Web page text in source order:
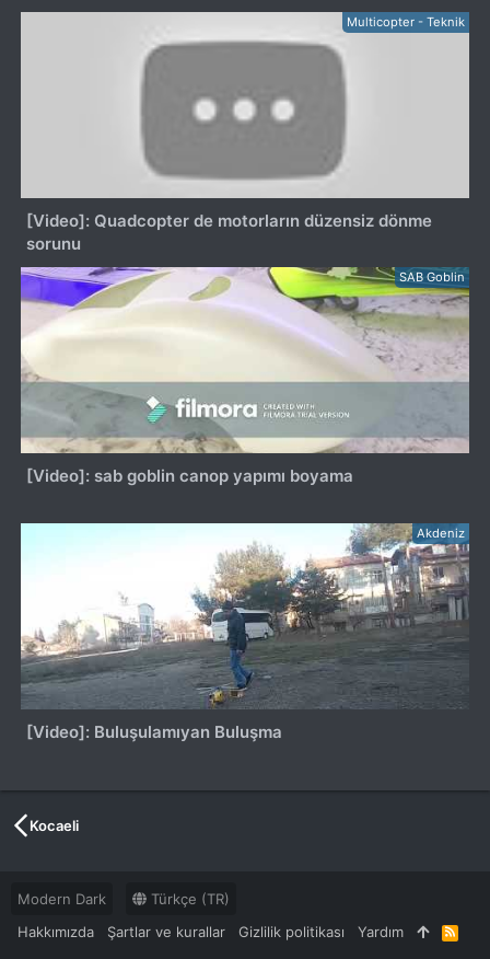
Multicopter - Teknik
[Video]: Quadcopter de motorların düzensiz dönme
sorunu
SAB Goblin
[Video]: sab goblin canop yapımı boyama
Akdeniz
[Video]: Buluşulamıyan Buluşma
Kocaeli
Modern Dark
Türkçe (TR)
Hakkımızda
Şartlar ve kurallar Gizlilik politikası Yardım
R
S